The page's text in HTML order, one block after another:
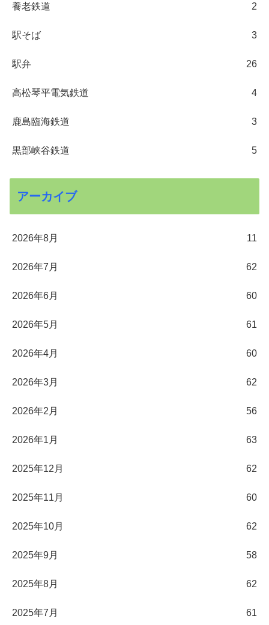
養老鉄道 2
駅そば 3
駅弁 26
高松琴平電気鉄道 4
鹿島臨海鉄道 3
黒部峡谷鉄道 5
アーカイブ
2026年8月 11
2026年7月 62
2026年6月 60
2026年5月 61
2026年4月 60
2026年3月 62
2026年2月 56
2026年1月 63
2025年12月 62
2025年11月 60
2025年10月 62
2025年9月 58
2025年8月 62
2025年7月 61